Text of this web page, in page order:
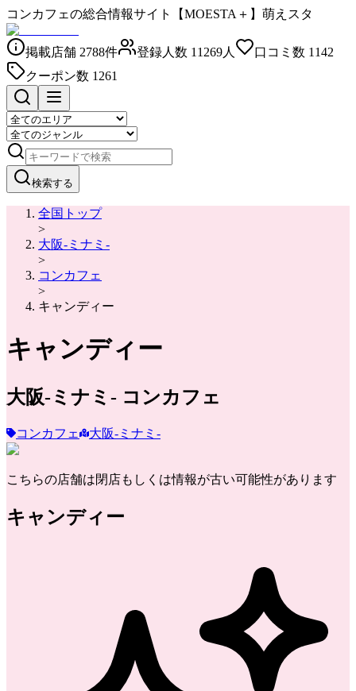
コンカフェの総合情報サイト【MOESTA＋】萌えスタ
掲載店舗 2788件 登録人数 11269人 口コミ数 1142
クーポン数 1261
検索する
全国トップ
>
大阪-ミナミ-
>
コンカフェ
>
キャンディー
キャンディー
大阪-ミナミ- コンカフェ
コンカフェ 大阪-ミナミ-
こちらの店舗は閉店もしくは情報が古い可能性があります
キャンディー